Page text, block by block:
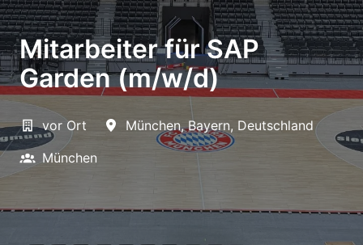
Mitarbeiter für SAP
Garden (m/w/d)
vor Ort München, Bayern, Deutschland
München